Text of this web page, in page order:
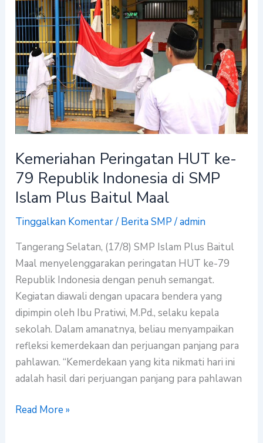
Kemeriahan Peringatan HUT ke-
79 Republik Indonesia di SMP
Islam Plus Baitul Maal
Tinggalkan Komentar/ Berita SMP/admin
Tangerang Selatan, (17/8) SMP Islam Plus Baitul
Maal menyelenggarakan peringatan HUT ke-79
Republik Indonesia dengan penuh semangat.
Kegiatan diawali dengan upacara bendera yang
dipimpin oleh Ibu Pratiwi, M.Pd., selaku kepala
sekolah. Dalam amanatnya, beliau menyampaikan
refleksi kemerdekaan dan perjuangan panjang para
pahlawan. “Kemerdekaan yang kita nikmati hari ini
adalah hasil dari perjuangan panjang para pahlawan
Kemeriahan
Peringatan
HUT
ke-
79
Republik
Indonesia
di
SMP
Islam
Plus
Baitul
Maal
Read More »